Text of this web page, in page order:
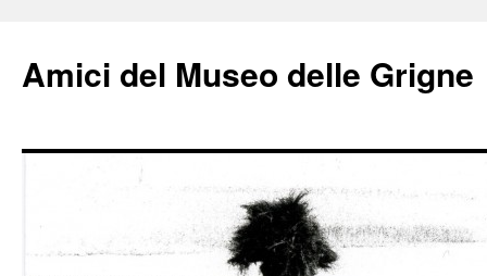
Amici del Museo delle Grigne